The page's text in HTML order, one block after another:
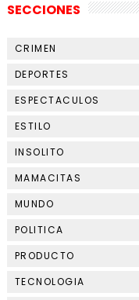
SECCIONES
CRIMEN
DEPORTES
ESPECTACULOS
ESTILO
INSOLITO
MAMACITAS
MUNDO
POLITICA
PRODUCTO
TECNOLOGIA